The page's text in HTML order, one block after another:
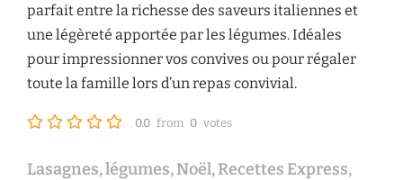
parfait entre la richesse des saveurs italiennes et
une légèreté apportée par les légumes. Idéales
pour impressionner vos convives ou pour régaler
toute la famille lors d’un repas convivial.
0.0 from 0 votes
Lasagnes,légumes,Noël,Recettes Express,